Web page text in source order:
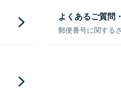
よくあるご質問
郵便番号に関する